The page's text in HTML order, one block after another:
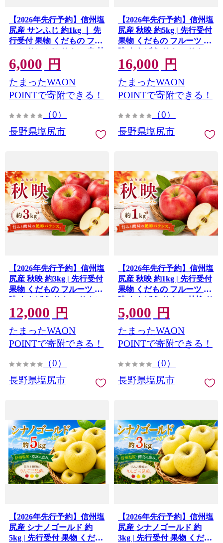
【2026年先行予約】信州塩
尻産 サンふじ 約1kg ｜ 先
行受付 果物 くだもの フル
ーツ サンふじ りんご 赤 林
檎 信州 長野県 塩尻市
6,000 円
たまったWAON
POINTで寄附できる！
（0）
長野県塩尻市
【2026年先行予約】信州塩
尻産 秋映 約5kg | 先行受付
果物 くだもの フルーツ 秋
映 あきばえ りんご りんご
3兄弟 林檎 信州 長野県 塩
尻市
16,000 円
たまったWAON
POINTで寄附できる！
（0）
長野県塩尻市
【2026年先行予約】信州塩
尻産 秋映 約3kg | 先行受付
果物 くだもの フルーツ 秋
映 あきばえ りんご りんご
三兄弟 林檎 信州 長野県 塩
尻市
12,000 円
たまったWAON
POINTで寄附できる！
（0）
長野県塩尻市
【2026年先行予約】信州塩
尻産 秋映 約1kg | 先行受付
果物 くだもの フルーツ 秋
映 あきばえ りんご 林檎 り
んご3兄弟 信州 長野県 塩
尻市
5,000 円
たまったWAON
POINTで寄附できる！
（0）
長野県塩尻市
【2026年先行予約】信州塩
尻産 シナノゴールド 約
5kg | 先行受付 果物 くだも
【2026年先行予約】信州塩
尻産 シナノゴールド 約
3kg | 先行受付 果物 くだも